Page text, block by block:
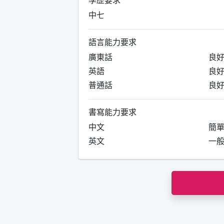
中七
語言能力要求
廣東話
良好
英語
良好
普通話
良好
書寫能力要求
中文
簡單
英文
一般